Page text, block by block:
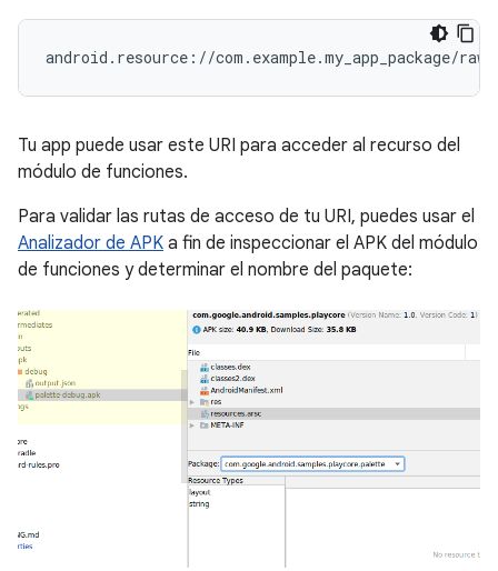
Tu app puede usar este URI para acceder al recurso del
módulo de funciones.
Para validar las rutas de acceso de tu URI, puedes usar el
Analizador de APK a fin de inspeccionar el APK del módulo
de funciones y determinar el nombre del paquete: